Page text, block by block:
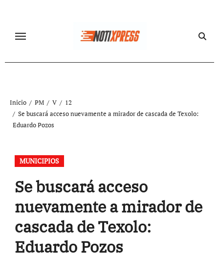
contenido
Inicio PM V
12
Se buscará acceso nuevamente a mirador de cascada de Texolo:
Eduardo Pozos
MUNICIPIOS
Se buscará acceso
nuevamente a mirador de
cascada de Texolo:
Eduardo Pozos